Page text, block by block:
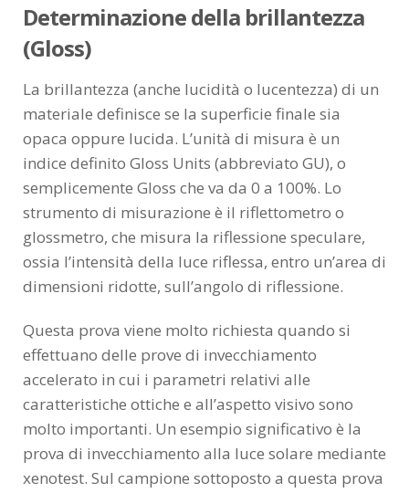
Determinazione della brillantezza
(Gloss)
La brillantezza (anche lucidità o lucentezza) di un
materiale definisce se la superficie finale sia
opaca oppure lucida. L’unità di misura è un
indice definito Gloss Units (abbreviato GU), o
semplicemente Gloss che va da 0 a 100%. Lo
strumento di misurazione è il riflettometro o
glossmetro, che misura la riflessione speculare,
ossia l’intensità della luce riflessa, entro un’area di
dimensioni ridotte, sull’angolo di riflessione.
Questa prova viene molto richiesta quando si
effettuano delle prove di invecchiamento
accelerato in cui i parametri relativi alle
caratteristiche ottiche e all’aspetto visivo sono
molto importanti. Un esempio significativo è la
prova di invecchiamento alla luce solare mediante
xenotest. Sul campione sottoposto a questa prova